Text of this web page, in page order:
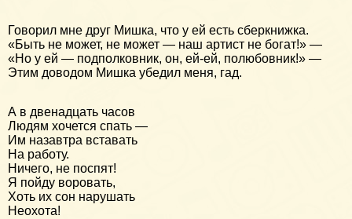
Говорил мне друг Мишка, что у ей есть сберкнижка.
«Быть не может, не может — наш артист не богат!» —
«Но у ей — подполковник, он, ей-ей, полюбовник!» —
Этим доводом Мишка убедил меня, гад.
А в двенадцать часов
Людям хочется спать —
Им назавтра вставать
На работу.
Ничего, не поспят!
Я пойду воровать,
Хоть их сон нарушать
Неохота!